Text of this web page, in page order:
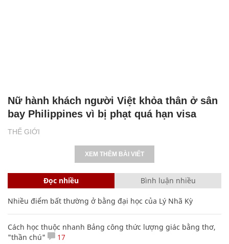
THẾ GIỚI
Nữ hành khách người Việt khỏa thân ở sân
bay Philippines vì bị phạt quá hạn visa
XEM THÊM BÀI VIẾT
Đọc nhiều Bình luận nhiều
Nhiều điểm bất thường ở bằng đại học của Lý Nhã Kỳ
Cách học thuộc nhanh Bảng công thức lượng giác bằng thơ,
"thần chú"
17